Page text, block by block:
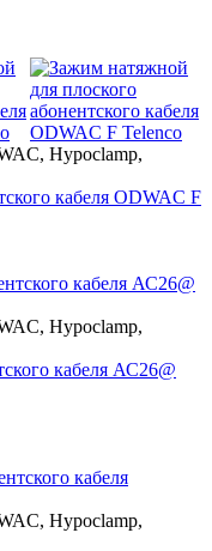
Hypoclamp,
кабеля ODWAC F
Hypoclamp,
кабеля АС26@
Hypoclamp,